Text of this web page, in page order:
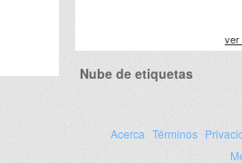
ver
Nube de etiquetas
Acerca Términos